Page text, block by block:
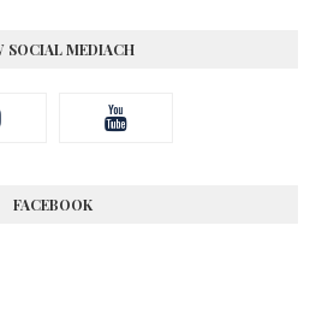
SOCIAL MEDIACH
FACEBOOK